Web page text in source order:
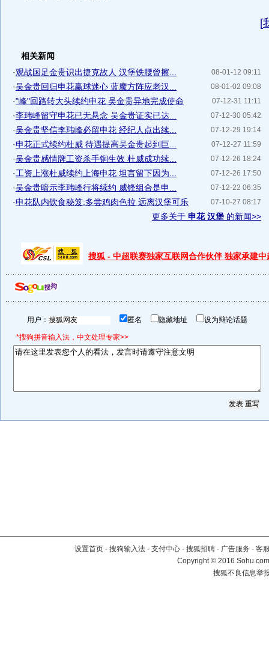
[
相关新闻
08-01-12 09:11
·观战国足金贵识出捷克故人 汉堡铁腰曾擦...
08-01-02 09:08
·吴金贵回归申花赢球迷心 蓝魔方阵应老汉...
07-12-31 11:11
·"峰"回路转大头续约申花 吴金贵异地完成使命
07-12-30 05:42
·李玮峰留守申花已无悬念 吴金贵证实已达...
07-12-29 19:14
·吴金贵坚信李玮峰必留申花 经纪人点出续...
07-12-27 11:59
·申花正式续约杜威 待遇提高吴金贵起到巨...
07-12-26 18:24
·吴金贵感情牌工资杀手锏生效 杜威成功续...
07-12-26 17:50
·工资上涨杜威续约上海申花 坦言留下因为...
07-12-22 06:35
·吴金贵暗示李玮峰行将续约 威锋组合是申...
07-10-27 08:17
·申花队内饮食秘笈:多尝鸡肉色拉 远离汉堡可乐
更多关于 申花 汉堡 的新闻>>
搜狐 - 中超联赛独家互联网合作伙伴 独家承建中
用户： 匿名 隐藏地址 设为辩论话题
*搜狗拼音输入法，中文处理专家>>
设置首页 - 搜狗输入法 - 支付中心 - 搜狐招聘 - 广告服务 - 客
Copyright©2016
搜狐不良信息举